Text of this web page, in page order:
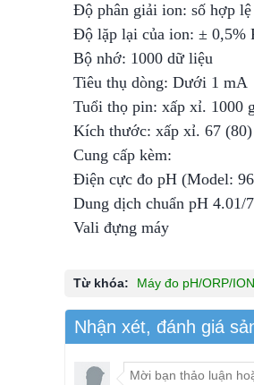
Độ phân giải ion: số hợp
Độ lặp lại của ion: ± 0,5%
Bộ nhớ: 1000 dữ liệu
Tiêu thụ dòng: Dưới 1 mA
Tuổi thọ pin: xấp xỉ. 1000
Kích thước: xấp xỉ. 67
Cung cấp kèm:
Điện cực đo pH (Model:
Dung dịch chuẩn pH
Vali đựng máy
Từ khóa: Máy đo pH/ORP/
Nhận xét, đánh giá